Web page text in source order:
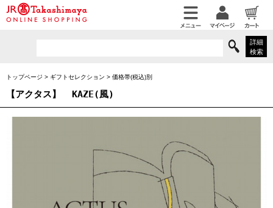
詳細
検索
トップページ > ギフトセレクション > 価格帯(税込)別
【アクタス】 KAZE(風)